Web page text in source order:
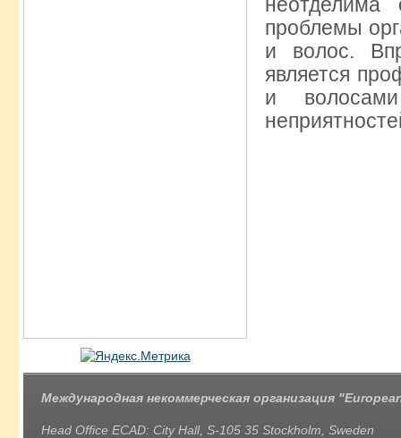
проблемы
и волос.
является
и
Международная некоммерческая организация
Head Office ECAD: City Hall, S-105 35 Stockholm, Sweden